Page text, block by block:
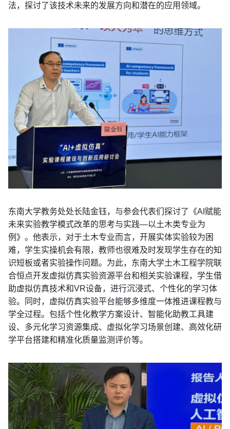
法，探讨了该技术未来的发展方向和潜在的应用领域。
东南大学教务处处长陆金钰，与参会代表们探讨了《AI赋能
未来实验教学模式改革的思考与实践—以土木类专业为
例》。他表示，对于土木专业而言，开展实体实验较为困
难，学生实操机会有限，教师也很难及时发现学生存在的知
识短板或者实验操作问题。为此，东南大学土木工程学院联
合恒点开发虚拟仿真实验资源平台和相关实验课程，学生借
助虚拟仿真技术和VR设备，进行沉浸式、个性化的学习体
验。同时，虚拟仿真实验平台能够多维度一体推进课程教与
学全过程。包括个性化教学方案设计、智能化助教工具建
设、多元化学习资源集成、虚拟化学习场景创建、高效化研
学平台搭建和精准化质量监测评价等。